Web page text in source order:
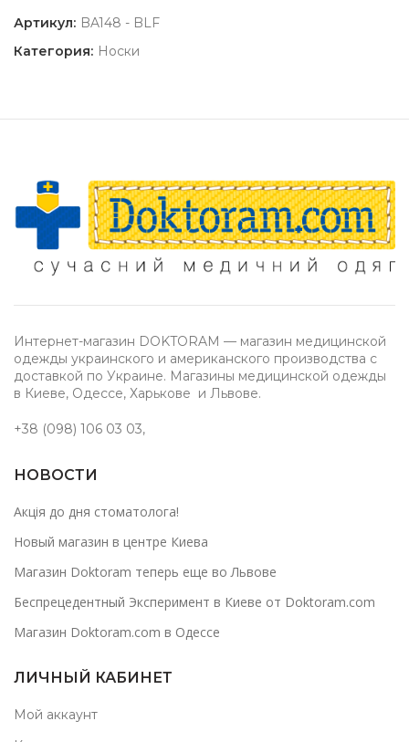
Артикул: BA148 - BLF
Категория: Носки
Интернет-магазин DOKTORAM — магазин медицинской
одежды украинского и американского производства с
доставкой по Украине. Магазины медицинской одежды
в Киеве, Одессе, Харькове и Львове.
+38 (098) 106 03 03,
НОВОСТИ
Акція до дня стоматолога!
Новый магазин в центре Киева
Магазин Doktoram теперь еще во Львове
Беспрецедентный Эксперимент в Киеве от Doktoram.com
Магазин Doktoram.com в Одессе
ЛИЧНЫЙ КАБИНЕТ
Мой аккаунт